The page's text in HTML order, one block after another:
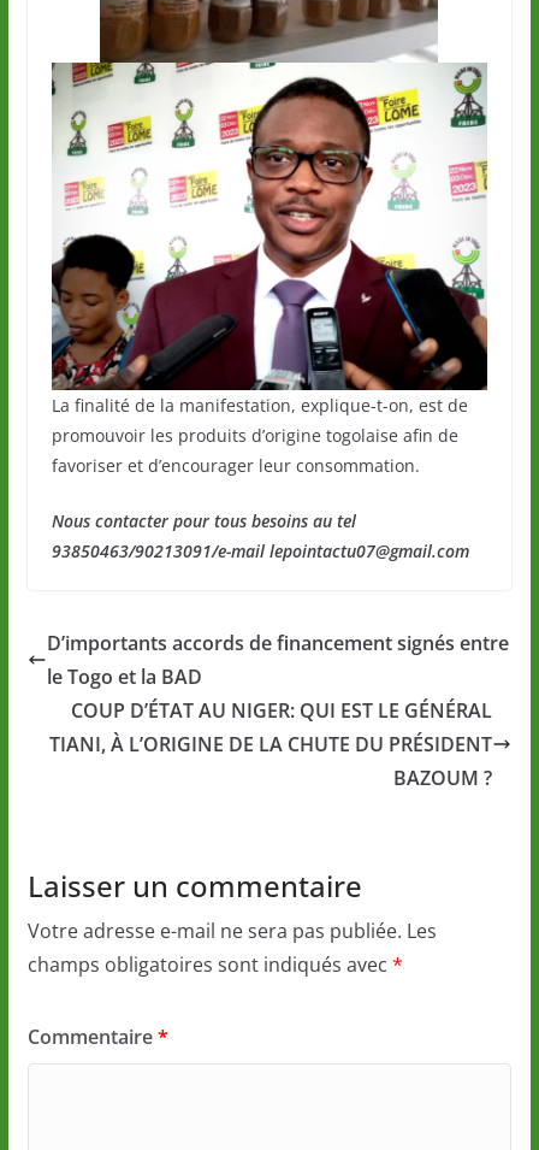
La finalité de la manifestation, explique-t-on, est de
promouvoir les produits d’origine togolaise afin de
favoriser et d’encourager leur consommation.
Nous contacter pour tous besoins au tel
93850463/90213091/e-mail lepointactu07@gmail.com
D’importants accords de financement signés entre
le Togo et la BAD
COUP D’ÉTAT AU NIGER: QUI EST LE GÉNÉRAL
TIANI, À L’ORIGINE DE LA CHUTE DU PRÉSIDENT
BAZOUM ?
Laisser un commentaire
Votre adresse e-mail ne sera pas publiée. Les
champs obligatoires sont indiqués avec *
Commentaire*